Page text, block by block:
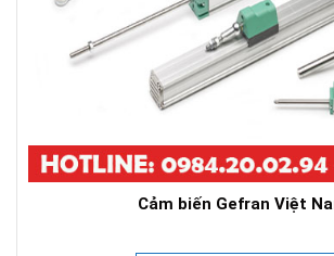
Cảm biến Gefran Việt